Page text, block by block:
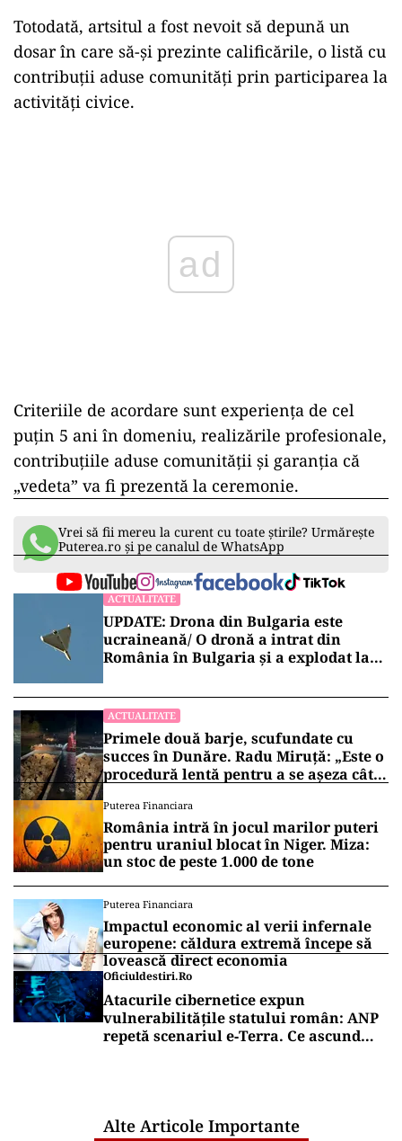
Totodată, artsitul a fost nevoit să depună un
dosar în care să-și prezinte calificările, o listă cu
contribuții aduse comunități prin participarea la
activități civice.
Criteriile de acordare sunt experiența de cel
puțin 5 ani în domeniu, realizările profesionale,
contribuțiile aduse comunității și garanția că
„vedeta” va fi prezentă la ceremonie.
Vrei să fii mereu la curent cu toate știrile? Urmărește
Puterea.ro și pe canalul de WhatsApp
ACTUALITATE
UPDATE: Drona din Bulgaria este
ucraineană/ O dronă a intrat din
România în Bulgaria şi a explodat la
ACTUALITATE
Primele două barje, scufundate cu
succes în Dunăre. Radu Miruță: „Este o
procedură lentă pentru a se așeza cât
Puterea Financiara
România intră în jocul marilor puteri
pentru uraniul blocat în Niger. Miza:
un stoc de peste 1.000 de tone
Puterea Financiara
Impactul economic al verii infernale
europene: căldura extremă începe să
lovească direct economia
Oficiuldestiri.ro
Atacurile cibernetice expun
vulnerabilitățile statului român: ANP
repetă scenariul e‑Terra. Ce ascund
Alte Articole Importante